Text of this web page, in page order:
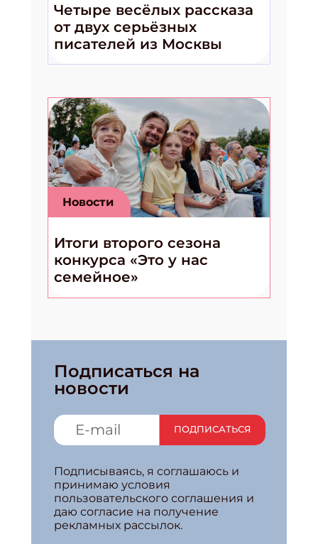
Четыре весёлых рассказа
от двух серьёзных
писателей из Москвы
Новости
Итоги второго сезона
конкурса «Это у нас
семейное»
Подписаться на
новости
ПОДПИСАТЬСЯ
Подписываясь, я соглашаюсь и
принимаю условия
пользовательского соглашения и
даю согласие на получение
рекламных рассылок.
Подпишись на рассылку
Получи электронный "Классный журнал" в подарок!
Укажите имя